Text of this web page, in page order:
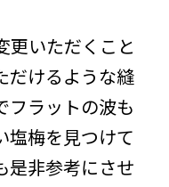
更いただくこと
だけるような縫
フラットの波も
塩梅を見つけて
是非参考にさせ